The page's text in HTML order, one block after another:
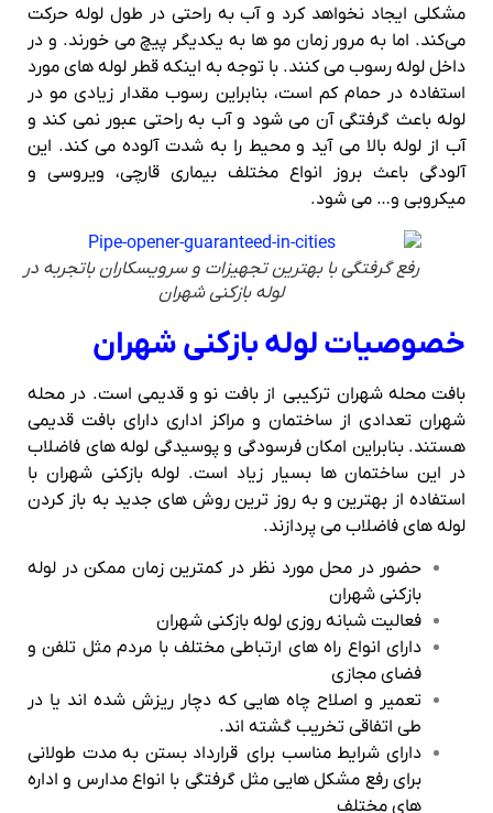
مشکلی ایجاد نخواهد کرد و آب به راحتی در طول لوله حرکت
می‌کند. اما به مرور زمان مو ها به یکدیگر پیچ می خورند. و در
داخل لوله رسوب می کنند. با توجه به اینکه قطر لوله های مورد
استفاده در حمام کم است، بنابراین رسوب مقدار زیادی مو در
لوله باعث گرفتگی آن می شود و آب به راحتی عبور نمی کند و
آب از لوله بالا می آید و محیط را به شدت آلوده می کند. این
آلودگی باعث بروز انواع مختلف بیماری قارچی، ویروسی و
میکروبی و… می شود.
رفع گرفتگی با بهترین تجهیزات و سرویسکاران باتجربه در
لوله بازکنی شهران
خصوصیات لوله بازکنی شهران
بافت محله شهران ترکیبی از بافت نو و قدیمی است. در محله
شهران تعدادی از ساختمان و مراکز اداری دارای بافت قدیمی
هستند. بنابراین امکان فرسودگی و پوسیدگی لوله های فاضلاب
در این ساختمان ها بسیار زیاد است. لوله بازکنی شهران با
استفاده از بهترین و به روز ترین روش های جدید به باز کردن
لوله های فاضلاب می پردازند.
حضور در محل مورد نظر در کمترین زمان ممکن در لوله
بازکنی شهران
فعالیت شبانه روزی لوله بازکنی شهران
دارای انواع راه های ارتباطی مختلف با مردم مثل تلفن و
فضای مجازی
تعمیر و اصلاح چاه هایی که دچار ریزش شده اند یا در
طی اتفاقی تخریب گشته اند.
دارای شرایط مناسب برای قرارداد بستن به مدت طولانی
برای رفع مشکل هایی مثل گرفتگی با انواع مدارس و اداره
های مختلف